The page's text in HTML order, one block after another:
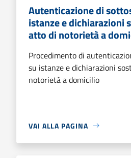
Autenticazione di
istanze e dichiarazioni
atto di notorietà a
Procedimento di
su istanze e dichiarazioni
notorietà a domicilio
VAI ALLA PAGINA